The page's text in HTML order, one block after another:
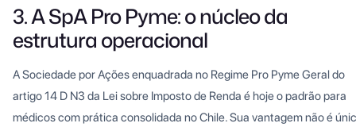
3. A SpA Pro Pyme: o núcleo da
estrutura operacional
A Sociedade por Ações enquadrada no Regime Pro Pyme Geral do
artigo 14 D N3 da Lei sobre Imposto de Renda é hoje o padrão para
médicos com prática consolidada no Chile. Sua vantagem não é